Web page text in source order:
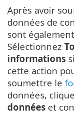
Après avoir
données de
sont également
Sélectionnez
informations
cette action
soumettre le
données,
données et